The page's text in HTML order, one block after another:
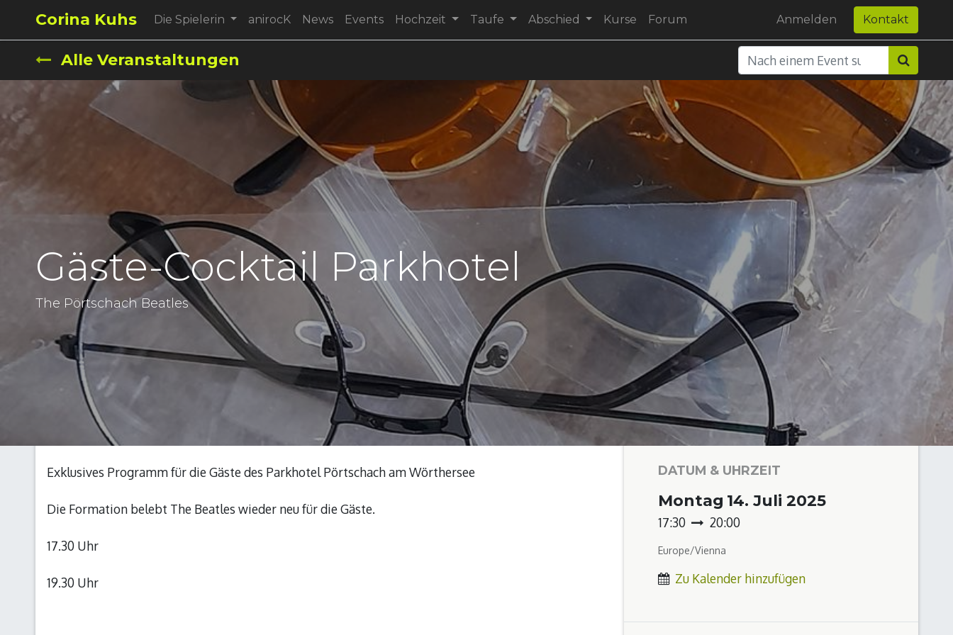
Corina Kuhs Die Spielerin anirocK News Events Hochzeit Taufe Abschied Kurse Forum Anmelden Kontakt
Alle Veranstaltungen
Gäste-Cocktail Parkhotel
The Pörtschach Beatles
Exklusives Programm für die Gäste des Parkhotel Pörtschach am Wörthersee
Die Formation belebt The Beatles wieder neu für die Gäste.
17.30 Uhr
19.30 Uhr
DATUM & UHRZEIT
Montag 14. Juli 2025
17:30 20:00
Europe/Vienna
Zu Kalender hinzufügen